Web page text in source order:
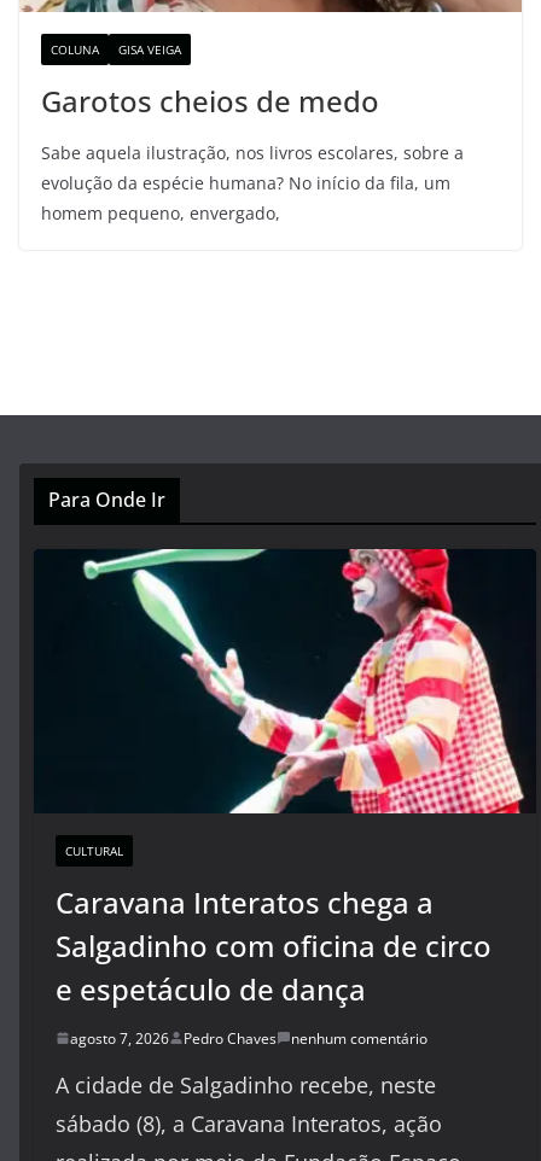
COLUNA GISA VEIGA
Garotos cheios de medo
Sabe aquela ilustração, nos livros escolares, sobre a
evolução da espécie humana? No início da fila, um
homem pequeno, envergado,
Para Onde Ir
CULTURAL
Caravana Interatos chega a
Salgadinho com oficina de circo
e espetáculo de dança
agosto 7, 2026 Pedro Chaves nenhum comentário
A cidade de Salgadinho recebe, neste
sábado (8), a Caravana Interatos, ação